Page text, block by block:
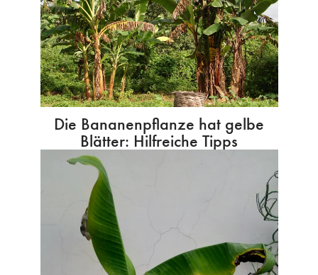
Die Bananenpflanze hat gelbe
Blätter: Hilfreiche Tipps